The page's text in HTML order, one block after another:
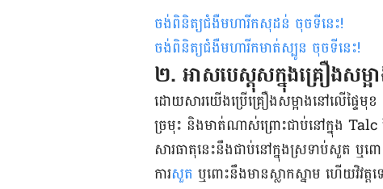
ចង់ពិនិត្យជំងឺមហារីកសុដន់ ចុចទីនេះ!
ចង់ពិនិត្យជំងឺមហារីកមាត់ស្បូន ចុចទីនេះ!
២. អាសបេស្តុសក្នុងគ្រឿងសម្អា
ដោយសារយើងប្រើគ្រឿងសម្អាងនៅលើផ្ទៃមុ
ច្រមុះ និងមាត់ណាស់ព្រោះជាប់នៅក្នុង
សារធាតុនេះនឹងជាប់​នៅ​ក្នុង​ស្រទាប់​សួត ឬ
ការសួត ឬ​ពោះ​នឹងមាន​ស្លាកស្នាម ហើយ​​វិវត្ត​